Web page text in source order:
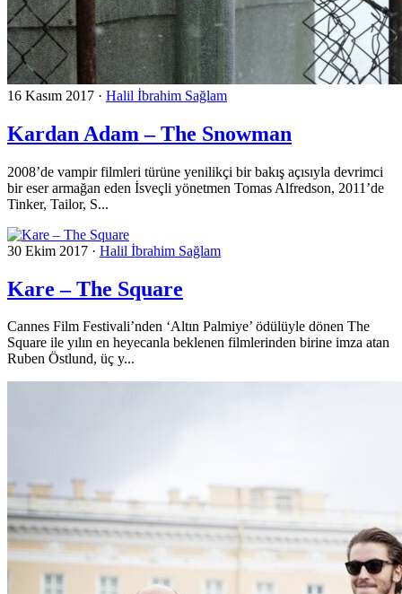
16 Kasım 2017 · Halil İbrahim Sağlam
Kardan Adam – The Snowman
2008’de vampir filmleri türüne yenilikçi bir bakış açısıyla devrimci
bir eser armağan eden İsveçli yönetmen Tomas Alfredson, 2011’de
Tinker, Tailor, S...
30 Ekim 2017 · Halil İbrahim Sağlam
Kare – The Square
Cannes Film Festivali’nden ‘Altın Palmiye’ ödülüyle dönen The
Square ile yılın en heyecanla beklenen filmlerinden birine imza atan
Ruben Östlund, üç y...